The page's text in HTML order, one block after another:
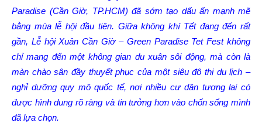
Paradise (Cần Giờ, TP.HCM) đã sớm tạo dấu ấn mạnh mẽ
bằng mùa lễ hội đầu tiên. Giữa không khí Tết đang đến rất
gần, Lễ hội Xuân Cần Giờ – Green Paradise Tet Fest không
chỉ mang đến một không gian du xuân sôi động, mà còn là
màn chào sân đầy thuyết phục của một siêu đô thị du lịch –
nghỉ dưỡng quy mô quốc tế, nơi nhiều cư dân tương lai có
được hình dung rõ ràng và tin tưởng hơn vào chốn sống mình
đã lựa chọn.